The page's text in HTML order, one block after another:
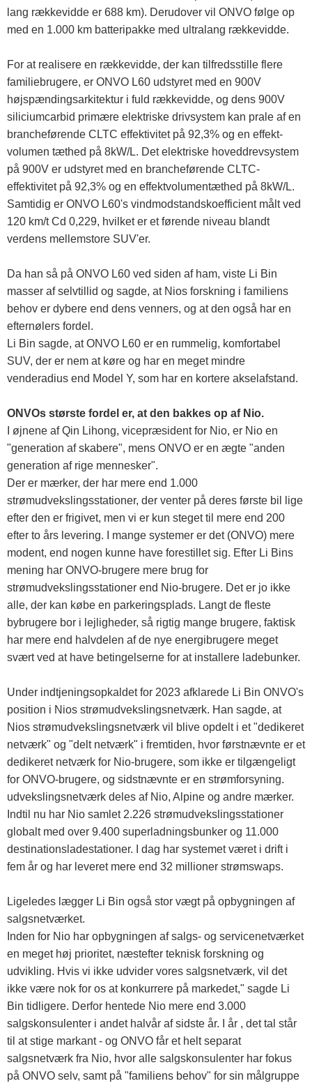
lang rækkevidde er 688 km). Derudover vil ONVO følge op
med en 1.000 km batteripakke med ultralang rækkevidde.
For at realisere en rækkevidde, der kan tilfredsstille flere
familiebrugere, er ONVO L60 udstyret med en 900V
højspændingsarkitektur i fuld rækkevidde, og dens 900V
siliciumcarbid primære elektriske drivsystem kan prale af en
brancheførende CLTC effektivitet på 92,3% og en effekt-
volumen tæthed på 8kW/L. Det elektriske hoveddrevsystem
på 900V er udstyret med en brancheførende CLTC-
effektivitet på 92,3% og en effektvolumentæthed på 8kW/L.
Samtidig er ONVO L60's vindmodstandskoefficient målt ved
120 km/t Cd 0,229, hvilket er et førende niveau blandt
verdens mellemstore SUV'er.
Da han så på ONVO L60 ved siden af ​​ham, viste Li Bin
masser af selvtillid og sagde, at Nios forskning i familiens
behov er dybere end dens venners, og at den også har en
efternølers fordel.
Li Bin sagde, at ONVO L60 er en rummelig, komfortabel
SUV, der er nem at køre og har en meget mindre
venderadius end Model Y, som har en kortere akselafstand.
ONVOs største fordel er, at den bakkes op af Nio.
I øjnene af Qin Lihong, vicepræsident for Nio, er Nio en
"generation af skabere", mens ONVO er en ægte "anden
generation af rige mennesker".
Der er mærker, der har mere end 1.000
strømudvekslingsstationer, der venter på deres første bil lige
efter den er frigivet, men vi er kun steget til mere end 200
efter to års levering. I mange systemer er det (ONVO) mere
modent, end nogen kunne have forestillet sig. Efter Li Bins
mening har ONVO-brugere mere brug for
strømudvekslingsstationer end Nio-brugere. Det er jo ikke
alle, der kan købe en parkeringsplads. Langt de fleste
bybrugere bor i lejligheder, så rigtig mange brugere, faktisk
har mere end halvdelen af ​​de nye energibrugere meget
svært ved at have betingelserne for at installere ladebunker.
Under indtjeningsopkaldet for 2023 afklarede Li Bin ONVO's
position i Nios strømudvekslingsnetværk. Han sagde, at
Nios strømudvekslingsnetværk vil blive opdelt i et "dedikeret
netværk" og "delt netværk" i fremtiden, hvor førstnævnte er et
dedikeret netværk for Nio-brugere, som ikke er tilgængeligt
for ONVO-brugere, og sidstnævnte er en strømforsyning.
udvekslingsnetværk deles af Nio, Alpine og andre mærker.
Indtil nu har Nio samlet 2.226 strømudvekslingsstationer
globalt med over 9.400 superladningsbunker og 11.000
destinationsladestationer. I dag har systemet været i drift i
fem år og har leveret mere end 32 millioner strømswaps.
Ligeledes lægger Li Bin også stor vægt på opbygningen af ​​
salgsnetværket.
Inden for Nio har opbygningen af ​​salgs- og servicenetværket
en meget høj prioritet, næstefter teknisk forskning og
udvikling. Hvis vi ikke udvider vores salgsnetværk, vil det
ikke være nok for os at konkurrere på markedet," sagde Li
Bin tidligere. Derfor hentede Nio mere end 3.000
salgskonsulenter i andet halvår af sidste år. I år , det tal står
til at stige markant - og ONVO får et helt separat
salgsnetværk fra Nio, hvor alle salgskonsulenter har fokus
på ONVO selv, samt på "familiens behov" for sin målgruppe